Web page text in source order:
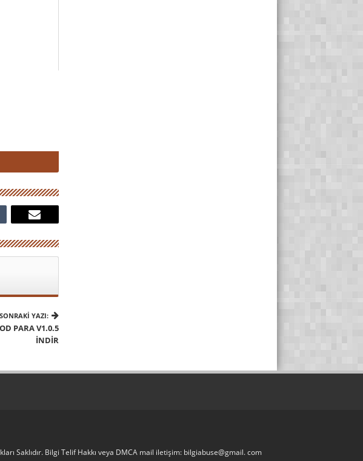
SONRAKI YAZI:
PARA V1.0.5
İNDIR
Saklıdır. Bilgi Telif Hakkı veya DMCA mail iletişim: bilgiabuse@gmail. com